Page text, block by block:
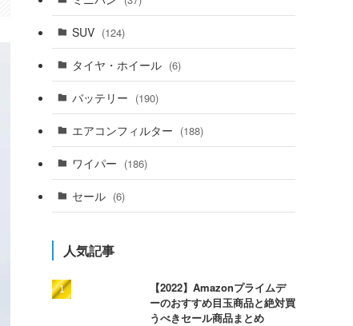
SUV (124)
タイヤ・ホイール (6)
バッテリー (190)
エアコンフィルター (188)
ワイパー (186)
セール (6)
人気記事
【2022】Amazonプライムデ
ーのおすすめ目玉商品と絶対買
うべきセール商品まとめ